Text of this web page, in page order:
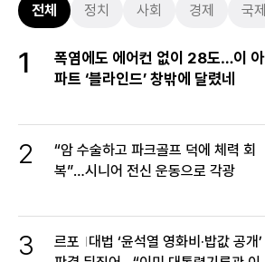
전체 정치 사회 경제 국제
1
폭염에도 에어컨 없이 28도…이 아
파트 ‘블라인드’ 창밖에 달렸네
2
“암 수술하고 파크골프 덕에 체력 회
복”…시니어 전신 운동으로 각광
3 르포
대법 ‘윤석열 영화비·밥값 공개’